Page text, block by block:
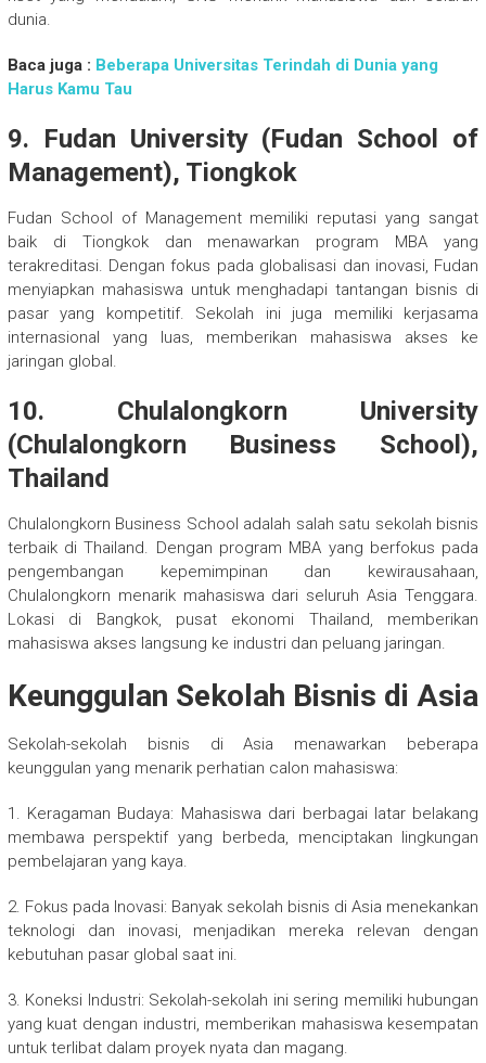
dunia.
Baca juga : Beberapa Universitas Terindah di Dunia yang
Harus Kamu Tau
9. Fudan University (Fudan School of
Management), Tiongkok
Fudan School of Management memiliki reputasi yang sangat
baik di Tiongkok dan menawarkan program MBA yang
terakreditasi. Dengan fokus pada globalisasi dan inovasi, Fudan
menyiapkan mahasiswa untuk menghadapi tantangan bisnis di
pasar yang kompetitif. Sekolah ini juga memiliki kerjasama
internasional yang luas, memberikan mahasiswa akses ke
jaringan global.
10. Chulalongkorn University
(Chulalongkorn Business School),
Thailand
Chulalongkorn Business School adalah salah satu sekolah bisnis
terbaik di Thailand. Dengan program MBA yang berfokus pada
pengembangan kepemimpinan dan kewirausahaan,
Chulalongkorn menarik mahasiswa dari seluruh Asia Tenggara.
Lokasi di Bangkok, pusat ekonomi Thailand, memberikan
mahasiswa akses langsung ke industri dan peluang jaringan.
Keunggulan Sekolah Bisnis di Asia
Sekolah-sekolah bisnis di Asia menawarkan beberapa
keunggulan yang menarik perhatian calon mahasiswa:
1. Keragaman Budaya: Mahasiswa dari berbagai latar belakang
membawa perspektif yang berbeda, menciptakan lingkungan
pembelajaran yang kaya.
2. Fokus pada Inovasi: Banyak sekolah bisnis di Asia menekankan
teknologi dan inovasi, menjadikan mereka relevan dengan
kebutuhan pasar global saat ini.
3. Koneksi Industri: Sekolah-sekolah ini sering memiliki hubungan
yang kuat dengan industri, memberikan mahasiswa kesempatan
untuk terlibat dalam proyek nyata dan magang.